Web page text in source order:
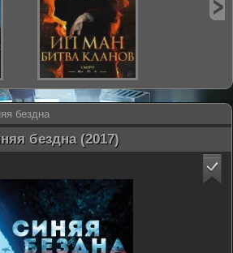
бездна
бездна (2017)